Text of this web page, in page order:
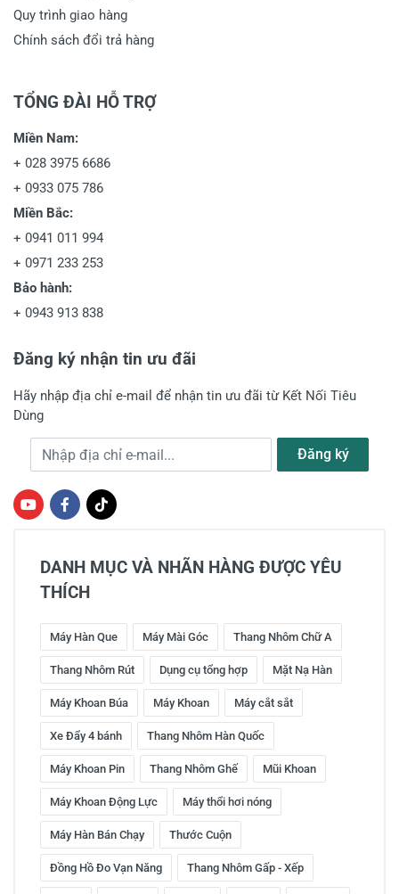
Quy trình giao hàng
Chính sách đổi trả hàng
TỔNG ĐÀI HỖ TRỢ
Miền Nam:
+ 028 3975 6686
+ 0933 075 786
Miền Bắc:
+ 0941 011 994
+ 0971 233 253
Bảo hành:
+ 0943 913 838
Đăng ký nhận tin ưu đãi
Hãy nhập địa chỉ e-mail để nhận tin ưu đãi từ Kết Nối Tiêu
Dùng
Địa chỉ e-mail Đăng ký
DANH MỤC VÀ NHÃN HÀNG ĐƯỢC YÊU
THÍCH
Máy Hàn Que Máy Mài Góc Thang Nhôm Chữ A
Thang Nhôm Rút Dụng cụ tổng hợp Mặt Nạ Hàn
Máy Khoan Búa Máy Khoan Máy cắt sắt
Xe Đẩy 4 bánh Thang Nhôm Hàn Quốc
Máy Khoan Pin Thang Nhôm Ghế Mũi Khoan
Máy Khoan Động Lực Máy thổi hơi nóng
Máy Hàn Bán Chạy Thước Cuộn
Đồng Hồ Đo Vạn Năng Thang Nhôm Gấp - Xếp